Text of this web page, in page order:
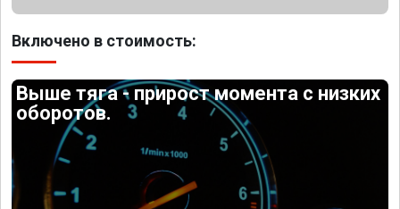
Включено в стоимость:
Выше тяга - прирост момента с низких
оборотов.